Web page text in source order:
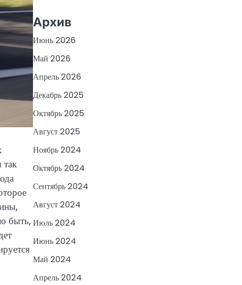
быть,
Архив
Июнь 2026
Май 2026
Апрель 2026
Декабрь 2025
Октябрь 2025
Август 2025
Ноябрь 2024
Октябрь 2024
Сентябрь 2024
Август 2024
Июль 2024
Июнь 2024
Май 2024
Апрель 2024